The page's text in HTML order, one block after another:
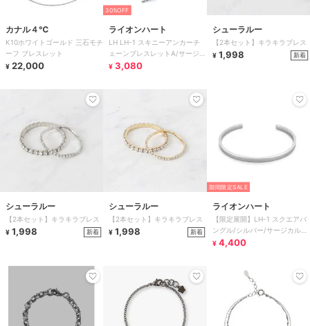
カナル４℃
K10ホワイトゴールド 三石モチ
ーフ ブレスレット
¥ 22,000
30%OFF
ライオンハート
LH LH-1 スキニーアンカーチ
ェーンブレスレットA/サージカ
ルステンレス 金属アレルギー
¥ 3,080
シューラルー
【2本セット】キラキラブレス
¥ 1,998 新着
シューラルー
【2本セット】キラキラブレス
¥ 1,998 新着
シューラルー
【2本セット】キラキラブレス
¥ 1,998 新着
期間限定SALE
ライオンハート
【限定展開】LH-1 スクエアバ
ングル/シルバー/サージカルス
テンレス 金属アレルギー対応
¥ 4,400